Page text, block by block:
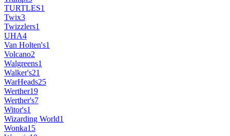
TURTLES1
Twix3
Twizzlers1
UHA4
Van Holten's1
Volcano2
Walgreens1
Walker's21
WarHeads25
Werther19
Werther's7
Witor's1
Wizarding World1
Wonka15